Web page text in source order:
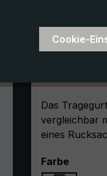
Das
vergleichbar
eines
Mütter mit
Farbe
Cookie-